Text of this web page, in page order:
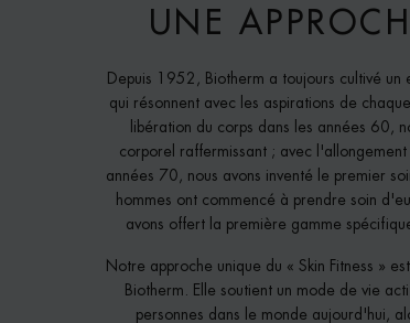
UNE
Depuis 1952, Biotherm a toujours cultivé un
qui résonnent avec les aspirations de
libération du corps dans les années 60,
corporel raffermissant ; avec
années 70, nous avons inventé le premier
hommes ont commencé à prendre soin
avons offert la première gamme
Notre approche unique du « Skin Fitness »
Biotherm. Elle soutient un mode de vie
personnes dans le monde aujourd'hui,